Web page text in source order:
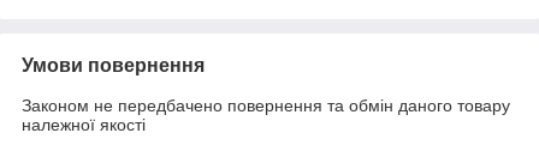
Умови повернення
Законом не передбачено повернення та обмін даного товару
належної якості